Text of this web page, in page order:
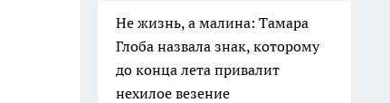
Не жизнь, а малина: Тамара
Глоба назвала знак, которому
до конца лета привалит
нехилое везение